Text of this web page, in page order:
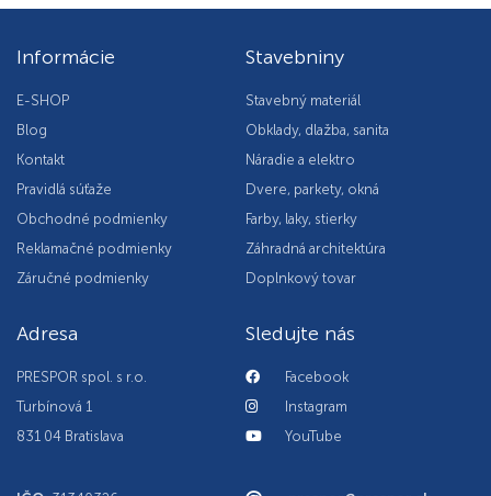
Informácie
E-SHOP
Blog
Kontakt
Pravidlá súťaže
Obchodné podmienky
Reklamačné podmienky
Záručné podmienky
Stavebniny
Stavebný materiál
Obklady, dlažba, sanita
Náradie a elektro
Dvere, parkety, okná
Farby, laky, stierky
Záhradná architektúra
Doplnkový tovar
Adresa
PRESPOR spol. s r.o.
Turbínová 1
831 04 Bratislava
Sledujte nás
Facebook
Instagram
YouTube